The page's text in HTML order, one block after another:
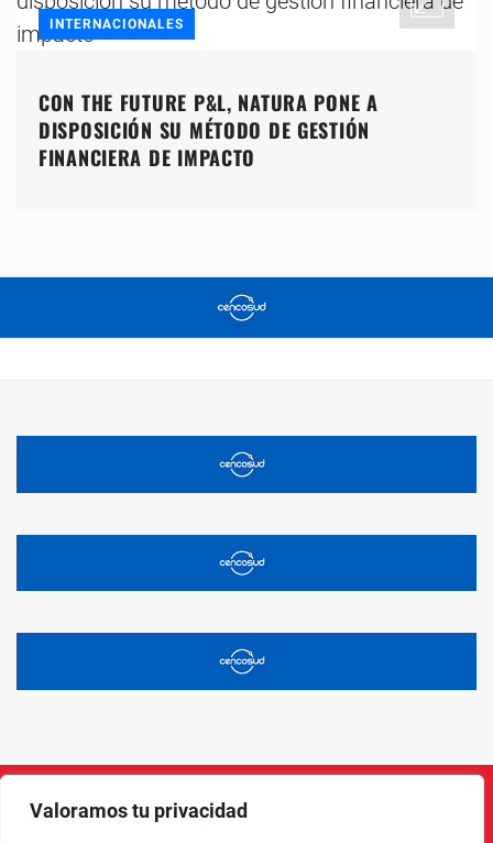
Valoramos tu privacidad
INTERNACIONALES
CON THE FUTURE P&L, NATURA PONE A
DISPOSICIÓN SU MÉTODO DE GESTIÓN
FINANCIERA DE IMPACTO
InstagramFacebook
X